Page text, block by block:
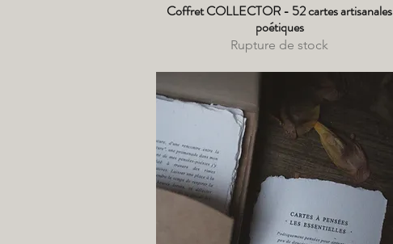
Aperçu rapide
Coffret COLLECTOR - 52 cartes artisanales
poétiques
Rupture de stock